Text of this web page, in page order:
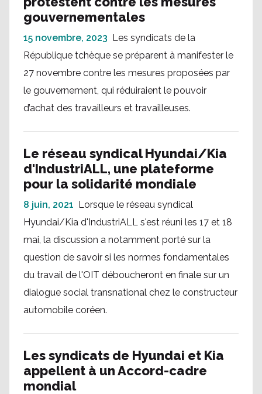
gouvernementales
15 novembre, 2023 Les syndicats de la
République tchèque se préparent à manifester le
27 novembre contre les mesures proposées par
le gouvernement, qui réduiraient le pouvoir
d’achat des travailleurs et travailleuses.
Le réseau syndical Hyundai/Kia
d'IndustriALL, une plateforme
pour la solidarité mondiale
8 juin, 2021 Lorsque le réseau syndical
Hyundai/Kia d'IndustriALL s'est réuni les 17 et 18
mai, la discussion a notamment porté sur la
question de savoir si les normes fondamentales
du travail de l'OIT déboucheront en finale sur un
dialogue social transnational chez le constructeur
automobile coréen.
Les syndicats de Hyundai et Kia
appellent à un Accord-cadre
mondial